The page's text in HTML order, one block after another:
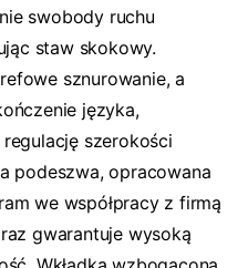
swobody ruchu
staw skokowy.
sznurowanie, a
języka,
szerokości
podeszwa, opracowana
we współpracy z firmą
gwarantuje wysoką